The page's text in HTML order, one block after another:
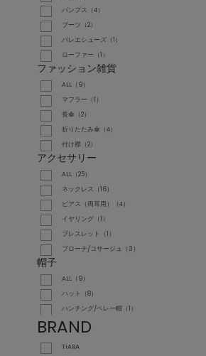
パンプス（4）
ブーツ（2）
バレエシューズ（1）
ローファー（1）
ファッション雑貨
ALL（9）
マフラー（1）
長傘（2）
折りたたみ傘（4）
付け襟（2）
アクセサリー
ALL（25）
ネックレス（16）
ピアス（両耳用）（4）
イヤリング（1）
ブレスレット（1）
ブローチ/コサージュ（3）
帽子
ALL（9）
ハット（8）
ハンチング/ベレー帽（1）
BRAND
TIARA